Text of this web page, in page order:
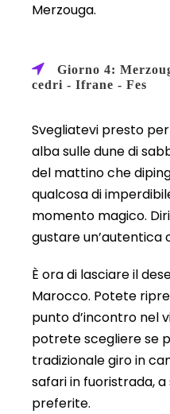
Merzouga.
Giorno 4:
cedri - Ifrane - Fes
Svegliatevi presto
alba sulle dune di
del mattino che
qualcosa di
momento magico.
gustare un’autentica
È ora di lasciare il
Marocco. Potete
punto d’incontro nel
potrete scegliere se
tradizionale giro in
safari in fuoristrada,
preferite.